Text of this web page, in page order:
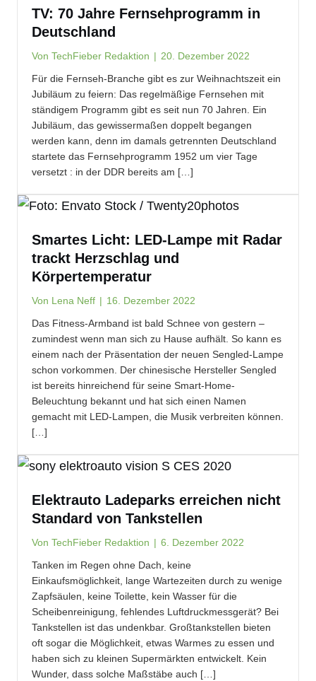
TV: 70 Jahre Fernsehprogramm in
Deutschland
Von TechFieber Redaktion | 20. Dezember 2022
Für die Fernseh-Branche gibt es zur Weihnachtszeit ein
Jubiläum zu feiern: Das regelmäßige Fernsehen mit
ständigem Programm gibt es seit nun 70 Jahren. Ein
Jubiläum, das gewissermaßen doppelt begangen
werden kann, denn im damals getrennten Deutschland
startete das Fernsehprogramm 1952 um vier Tage
versetzt : in der DDR bereits am […]
Smartes Licht: LED-Lampe mit Radar
trackt Herzschlag und
Körpertemperatur
Von Lena Neff | 16. Dezember 2022
Das Fitness-Armband ist bald Schnee von gestern –
zumindest wenn man sich zu Hause aufhält. So kann es
einem nach der Präsentation der neuen Sengled-Lampe
schon vorkommen. Der chinesische Hersteller Sengled
ist bereits hinreichend für seine Smart-Home-
Beleuchtung bekannt und hat sich einen Namen
gemacht mit LED-Lampen, die Musik verbreiten können.
[…]
Elektrauto Ladeparks erreichen nicht
Standard von Tankstellen
Von TechFieber Redaktion | 6. Dezember 2022
Tanken im Regen ohne Dach, keine
Einkaufsmöglichkeit, lange Wartezeiten durch zu wenige
Zapfsäulen, keine Toilette, kein Wasser für die
Scheibenreinigung, fehlendes Luftdruckmessgerät? Bei
Tankstellen ist das undenkbar. Großtankstellen bieten
oft sogar die Möglichkeit, etwas Warmes zu essen und
haben sich zu kleinen Supermärkten entwickelt. Kein
Wunder, dass solche Maßstäbe auch […]